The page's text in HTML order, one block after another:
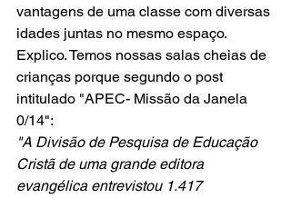
vantagens de uma classe com diversas
idades juntas no mesmo espaço.
Explico. Temos nossas salas cheias de
crianças porque segundo o post
intitulado "APEC- Missão da Janela
0/14":
"A Divisão de Pesquisa de Educação
Cristã de uma grande editora
evangélica entrevistou 1.417